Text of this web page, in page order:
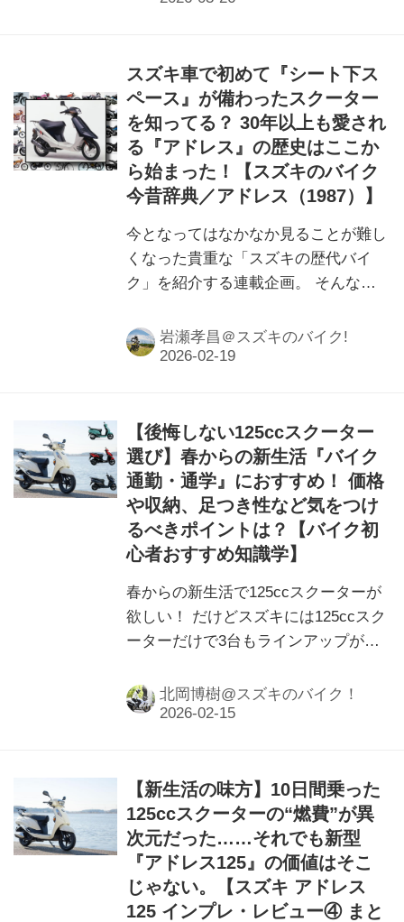
スズキ車で初めて『シート下ス
ペース』が備わったスクーター
を知ってる？ 30年以上も愛され
る『アドレス』の歴史はここか
ら始まった！【スズキのバイク
今昔辞典／アドレス（1987）】
今となってはなかなか見ることが難し
くなった貴重な「スズキの歴代バイ
ク」を紹介する連載企画。 そんなス
もし「今のバイクに例えるなら…？」
と、編集部 岩瀬が独断と偏見で選ん
ドレス」です。
岩瀬孝昌＠スズキのバイク!
【後悔しない125ccスクーター
選び】春からの新生活『バイク
通勤・通学』におすすめ！ 価格
や収納、足つき性など気をつけ
るべきポイントは？【バイク初
心者おすすめ知識学】
春からの新生活で125ccスクーターが
欲しい！ だけどスズキには125ccスク
ーターだけで3台もラインアップがあ
解なの？北岡博樹@スズキのバイク！
【新生活の味方】10日間乗った
125ccスクーターの“燃費”が異
次元だった……それでも新型
『アドレス125』の価値はそこ
じゃない。【スズキ アドレス
125 インプレ・レビュー④ まと